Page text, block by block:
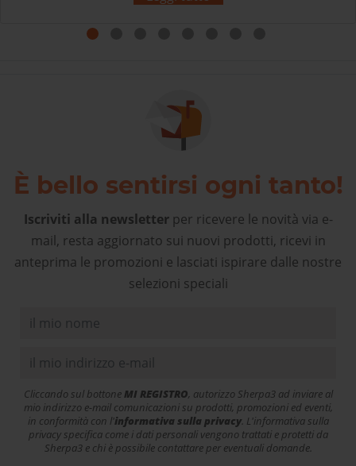
Grazie! L’esperienza d’acquisto con Sherpa3 è stata
È bello sentirsi ogni tanto!
Iscriviti alla newsletterper ricevere le novità via e-
mail, resta aggiornato sui nuovi prodotti, ricevi in
anteprima le promozioni e lasciati ispirare dalle nostre
selezioni speciali
Cliccando sul bottoneMI REGISTRO, autorizzo Sherpa3 ad inviare al
mio indirizzo e-mail comunicazioni su prodotti, promozioni ed eventi,
in conformità con l'informativa sulla privacy. L'informativa sulla
privacy specifica come i dati personali vengono trattati e protetti da
Sherpa3 e chi è possibile contattare per eventuali domande.